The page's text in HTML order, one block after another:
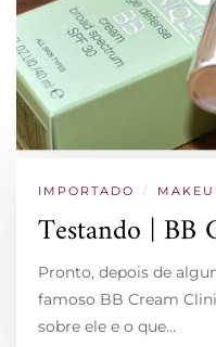
IMPORTADO /
Testando | BB
Pronto, depois de
famoso BB Cream
sobre ele e o que…